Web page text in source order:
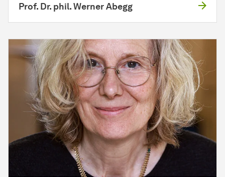
Prof. Dr. phil. Werner Abegg